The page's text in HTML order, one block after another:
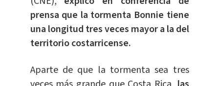
prensa que la tormenta Bonnie tiene
una longitud tres veces mayor a la del
territorio costarricense.
Aparte de que la tormenta sea tres